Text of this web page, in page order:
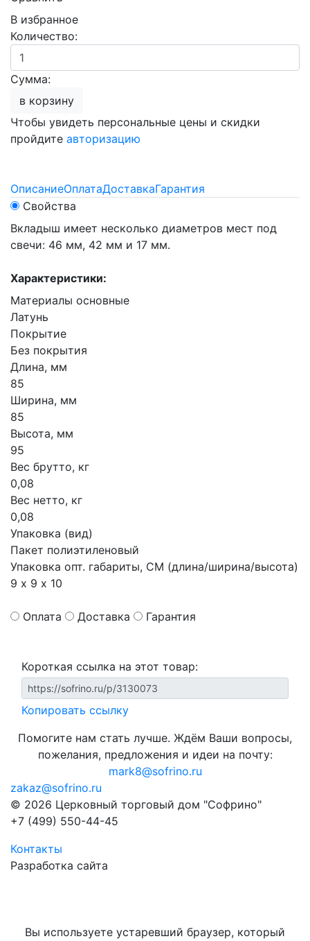
В избранное
Количество:
Сумма:
в корзину
Чтобы увидеть персональные цены и скидки
пройдите авторизацию
ОписаниеОплатаДоставкаГарантия
Свойства
Вкладыш имеет несколько диаметров мест под
свечи: 46 мм, 42 мм и 17 мм.
Характеристики:
Материалы основные
Латунь
Покрытие
Без покрытия
Длина, мм
85
Ширина, мм
85
Высота, мм
95
Вес брутто, кг
0,08
Вес нетто, кг
0,08
Упаковка (вид)
Пакет полиэтиленовый
Упаковка опт. габариты, СМ (длина/ширина/высота)
9 х 9 х 10
Оплата Доставка Гарантия
Короткая ссылка на этот товар:
Копировать ссылку
Помогите нам стать лучше. Ждём Ваши вопросы,
пожелания, предложения и идеи на почту:
mark8@sofrino.ru
zakaz@sofrino.ru
© 2026 Церковный торговый дом "Софрино"
+7 (499) 550-44-45
Контакты
Разработка сайта
Вы используете устаревший браузер, который